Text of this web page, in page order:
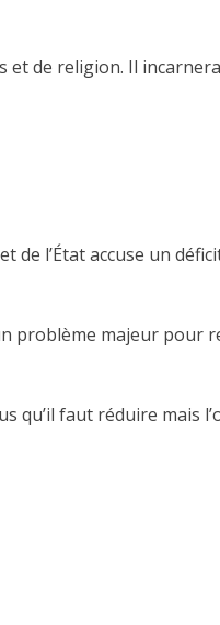
et de religion. Il
l’État accuse un
problème majeur pour
qu’il faut réduire mais